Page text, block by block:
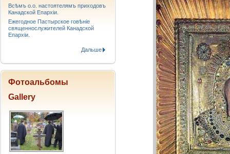
Всѣмъ о.о. настоятелямъ приходовъ
Канадской Епархiи.
Ежегодное Пастырское говѣніе
священнослужителей Канадской
Епархіи.
Дальше
Фотоальбомы
Gallery